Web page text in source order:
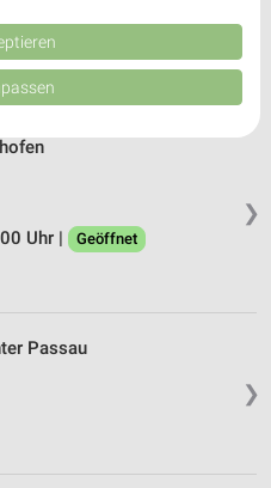
Uhr |
❯
Uhr |
Geöffnet
❯
Passau
Quellen. Entwicklung und
reduzierter Daten zur Auswahl
Union weitergegeben und in die
Informationen
Auswahl von